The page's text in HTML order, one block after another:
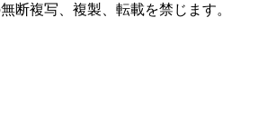
断複写、複製、転載を禁じます。